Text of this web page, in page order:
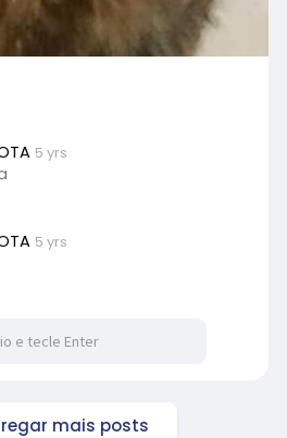
5 yrs
5 yrs
mais posts